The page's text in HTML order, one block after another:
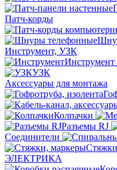
Патч-корды
Инструмент, УЗК
Инструмент
УЗК
Аксессуары для монтажа
Колпачки
Разъемы RJ
Соединители
ЭЛЕКТРИКА